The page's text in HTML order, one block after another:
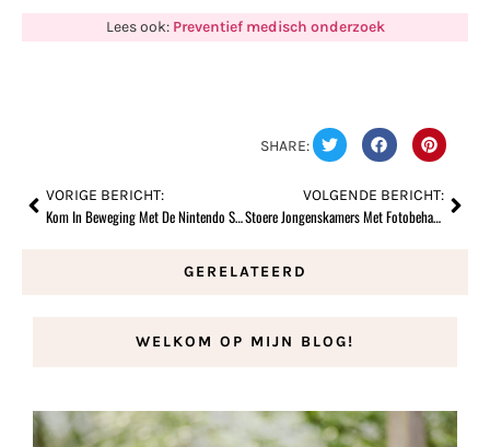
Lees ook: Preventief medisch onderzoek
SHARE:
VORIGE BERICHT:
Kom In Beweging Met De Nintendo Switch
VOLGENDE BERICHT:
Stoere Jongenskamers Met Fotobehang
GERELATEERD
WELKOM OP MIJN BLOG!